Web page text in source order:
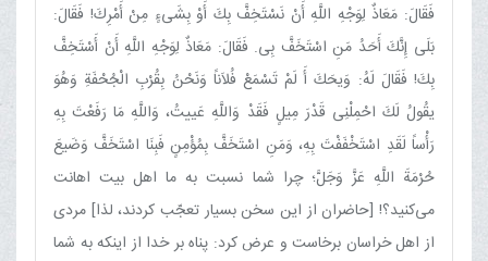
فَقَالَ: مَعَاذٌ لِوَجْهِ اللَّهِ أَنْ نَسْتَخِفَّ بِكَ أَوْ بِشَی‌ءٍ مِنْ أَمْرِكَ! فَقَالَ:
بَلَی إِنَّكَ أَحَدُ مَنِ اسْتَخَفَّ‌ بِی. فَقَالَ: مَعَاذٌ لِوَجْهِ اللَّهِ أَنْ أَسْتَخِفَّ
بِكَ! فَقَالَ لَهُ: وَیحَكَ أَ لَمْ تَسْمَعْ فُلاَناً وَنَحْنُ بِقُرْبِ الْجُحْفَةِ وَهُوَ
یقُولُ لَكَ احْمِلْنِی قَدْرَ مِیلٍ فَقَدْ وَاللَّهِ عَییتُ، وَاللَّهِ مَا رَفَعْتَ بِهِ
رَأْساً لَقَدِ اسْتَخْفَفْتَ بِهِ، وَمَنِ اسْتَخَفَّ بِمُؤْمِنٍ فَبِنَا اسْتَخَفَّ وَضَیعَ
حُرْمَةَ اللَّهِ عَزَّ وَجَلَّ؛ چرا شما نسبت به ما اهل بیت اهانت
می‌كنید؟! [حاضران از این سخن بسیار تعجّب كردند، لذا] مردی
از اهل خراسان برخاست و عرض كرد: پناه بر خدا از اینكه به شما